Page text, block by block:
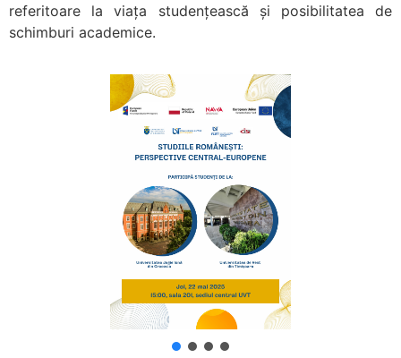
referitoare laviața studențească și posibilitatea de
schimburi academice.